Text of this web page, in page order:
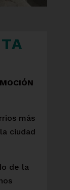
más
ciudad
de la